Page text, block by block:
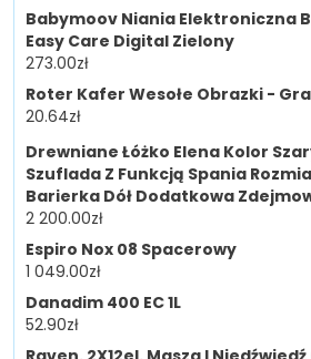
Babymoov Niania Elektroniczna
Easy Care Digital Zielony
273.00zł
Roter Kafer Wesołe Obrazki -
20.64zł
Drewniane Łóżko Elena Kolor
Szuflada Z Funkcją Spania
Barierka Dół Dodatkowa
2 200.00zł
Espiro Nox 08 Spacerowy
1 049.00zł
Danadim 400 EC 1L
52.90zł